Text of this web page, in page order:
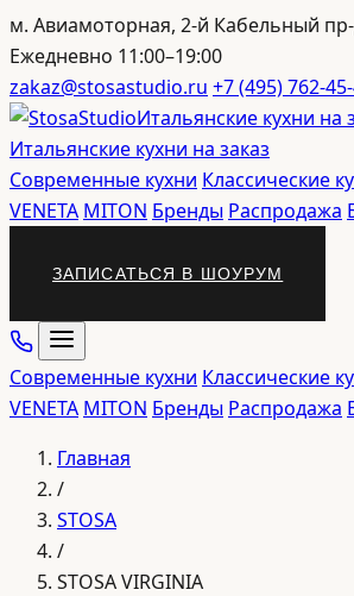
м. Авиамоторная, 2-й Кабельный
Ежедневно 11:00–19:00
zakaz@stosastudio.ru +7 (495) 762-
Итальянские кухни на
Итальянские кухни на заказ
Современные кухни Классические
VENETA MITON Бренды Распродажа
ЗАПИСАТЬСЯ В ШОУРУМ
Современные кухни Классические
VENETA MITON Бренды Распродажа
Главная
/
STOSA
/
STOSA VIRGINIA